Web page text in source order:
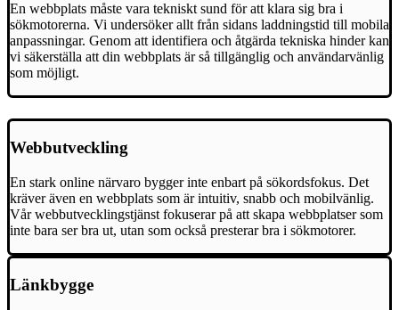
En webbplats måste vara tekniskt sund för att klara sig bra i
sökmotorerna. Vi undersöker allt från sidans laddningstid till mobila
anpassningar. Genom att identifiera och åtgärda tekniska hinder kan
vi säkerställa att din webbplats är så tillgänglig och användarvänlig
som möjligt.
Webbutveckling
En stark online närvaro bygger inte enbart på sökordsfokus. Det
kräver även en webbplats som är intuitiv, snabb och mobilvänlig.
Vår webbutvecklingstjänst fokuserar på att skapa webbplatser som
inte bara ser bra ut, utan som också presterar bra i sökmotorer.
Länkbygge